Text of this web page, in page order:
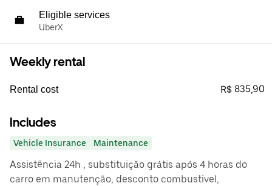
Eligible services
UberX
Weekly rental
Rental cost R$ 835,90
Includes
Vehicle Insurance Maintenance
Assistência 24h , substituição grátis após 4 horas do
carro em manutenção, desconto combustivel,